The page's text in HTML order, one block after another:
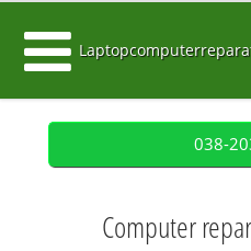
038-
Computer